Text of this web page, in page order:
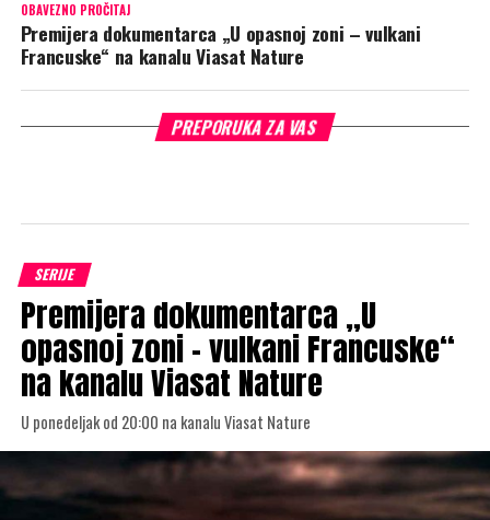
OBAVEZNO PROČITAJ
Premijera dokumentarca „U opasnoj zoni – vulkani
Francuske“ na kanalu Viasat Nature
PREPORUKA ZA VAS
SERIJE
Premijera dokumentarca „U
opasnoj zoni – vulkani Francuske“
na kanalu Viasat Nature
U ponedeljak od 20:00 na kanalu Viasat Nature